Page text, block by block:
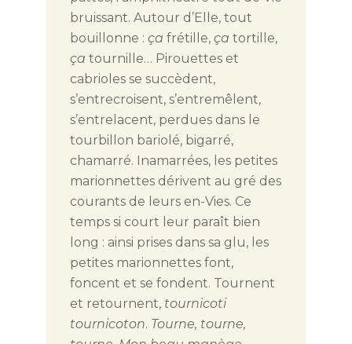
bruissant. Autour d’Elle, tout
bouillonne : ça frétille, ça tortille,
ça tournille… Pirouettes et
cabrioles se succèdent,
s’entrecroisent, s’entremêlent,
s’entrelacent, perdues dans le
tourbillon bariolé, bigarré,
chamarré. Inamarrées, les petites
marionnettes dérivent au gré des
courants de leurs en-Vies. Ce
temps si court leur paraît bien
long : ainsi prises dans sa glu, les
petites marionnettes font,
foncent et se fondent. Tournent
et retournent, tournicoti
tournicoton. Tourne, tourne,